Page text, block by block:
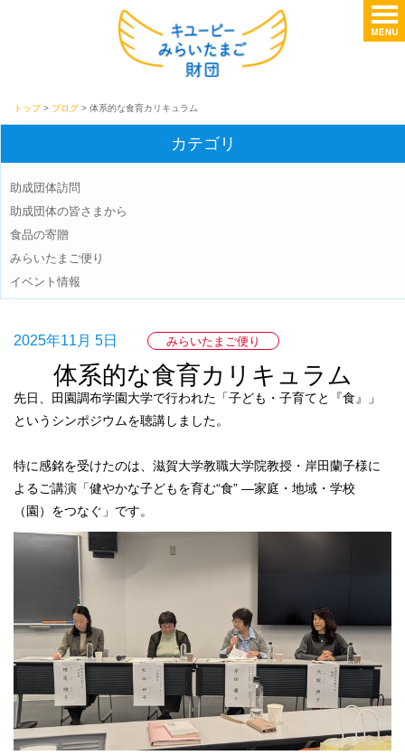
トップ> ブログ > 体系的な食育カリキュラム
カテゴリ
助成団体訪問
助成団体の皆さまから
食品の寄贈
みらいたまご便り
イベント情報
2025年11月 5日 みらいたまご便り
体系的な食育カリキュラム
先日、田園調布学園大学で行われた「子ども・子育てと『食』」
というシンポジウムを聴講しました。
特に感銘を受けたのは、滋賀大学教職大学院教授・岸田蘭子様に
よるご講演「健やかな子どもを育む“食” ―家庭・地域・学校
（園）をつなぐ」です。